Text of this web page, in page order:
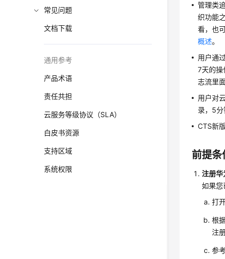
常见问题
文档下载
通用参考
产品术语
责任共担
云服务等级协议（SLA）
白皮书资源
支持区域
系统权限
管理类
织功能
看，也
概述。
用户通
7天的操
志流里
用户对
录，5分
CTS新
前提条
注册华
如果您
打
根
注
参